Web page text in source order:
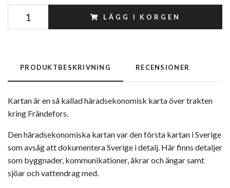
LÄGG I KORGEN
PRODUKTBESKRIVNING RECENSIONER
Kartan är en så kallad häradsekonomisk karta över trakten
kring Frändefors.
Den häradsekonomiska kartan var den första kartan i Sverige
som avsåg att dokumentera Sverige i detalj. Här finns detaljer
som byggnader, kommunikationer, åkrar och ängar samt
sjöar och vattendrag med.